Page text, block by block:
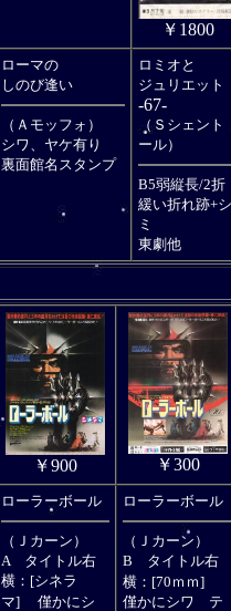
￥1800
ローマの
しのび逢い
（Ａモッフォ）
シワ、ヤケ有り
裏面館名スタンプ
ロミオと
ジュリエット
-67-
（Ｓシェント
ール）
B5弱縦長/2折
緩い折れ跡+シ
ミ
東劇他
￥900 ￥300
ローラーボール
（Ｊカーン）
A タイトル右
横：[シネラ
マ]
僅かにシ
ローラーボール
（Ｊカーン）
B タイトル右
横：[70ｍｍ]
僅かにシワ テ